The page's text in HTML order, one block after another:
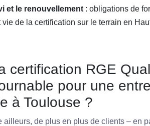
et le renouvellement : obligations de
de la certification sur le terrain en
certification RGE
pour une
à Toulouse ?
ailleurs, de plus en plus de clients – en